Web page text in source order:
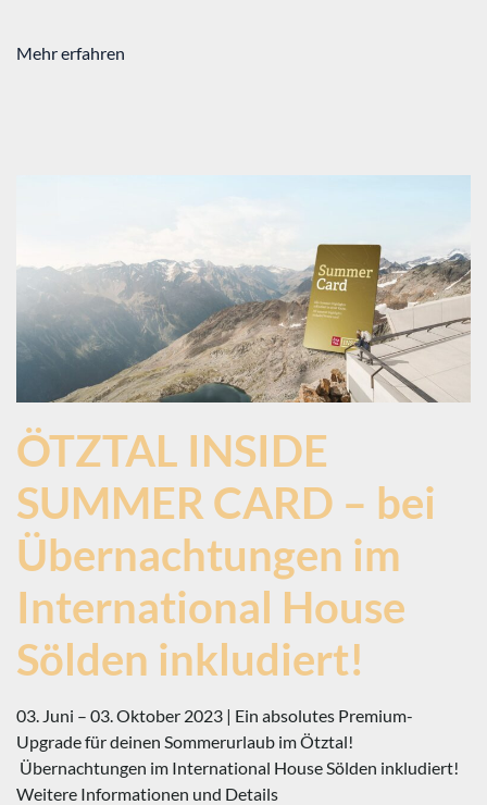
Mehr erfahren
ÖTZTAL INSIDE
SUMMER CARD – bei
Übernachtungen im
International House
Sölden inkludiert!
03. Juni – 03. Oktober 2023 | Ein absolutes Premium-
Upgrade für deinen Sommerurlaub im Ötztal!
Übernachtungen im International House Sölden inkludiert!
Weitere Informationen und Details